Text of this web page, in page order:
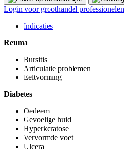
Login voor groothandel professionelen
Indicaties
Reuma
Bursitis
Articulatie problemen
Eeltvorming
Diabetes
Oedeem
Gevoelige huid
Hyperkeratose
Vervormde voet
Ulcera